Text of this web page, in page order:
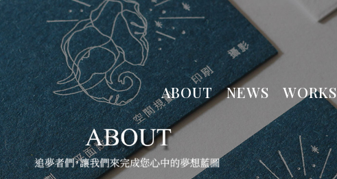
ABOUT NEWS WORKS